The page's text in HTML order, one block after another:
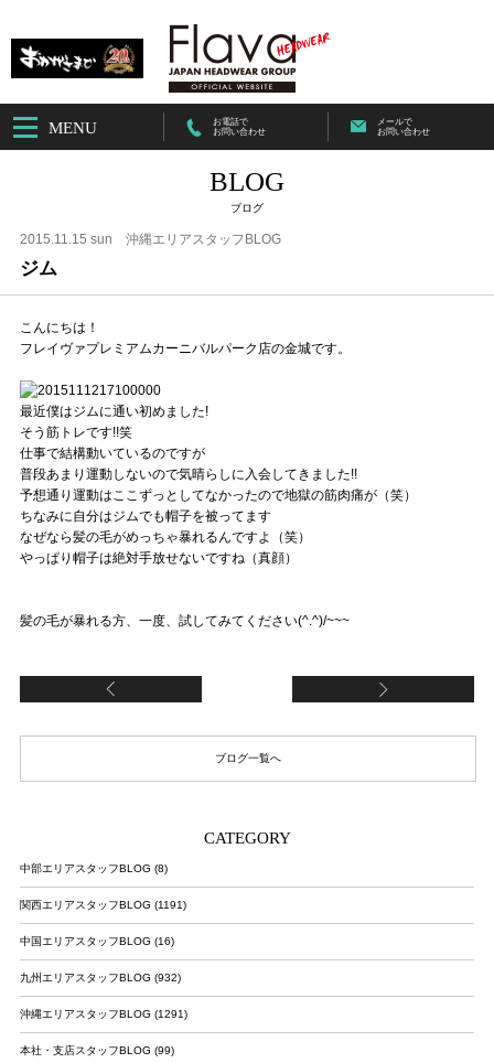
MENU
お電話で
お問い合わせ
メールで
お問い合わせ
BLOG
ブログ
2015.11.15 sun 沖縄エリアスタッフBLOG
ジム
こんにちは！
フレイヴァプレミアムカーニバルパーク店の金城です。
最近僕はジムに通い初めました!
そう筋トレです!!笑
仕事で結構動いているのですが
普段あまり運動しないので気晴らしに入会してきました!!
予想通り運動はここずっとしてなかったので地獄の筋肉痛が（笑）
ちなみに自分はジムでも帽子を被ってます
なぜなら髪の毛がめっちゃ暴れるんですよ（笑）
やっぱり帽子は絶対手放せないですね（真顔）
髪の毛が暴れる方、一度、試してみてください(^.^)/~~~
ブログ一覧へ
CATEGORY
中部エリアスタッフBLOG (8)
関西エリアスタッフBLOG (1191)
中国エリアスタッフBLOG (16)
九州エリアスタッフBLOG (932)
沖縄エリアスタッフBLOG (1291)
本社・支店スタッフBLOG (99)